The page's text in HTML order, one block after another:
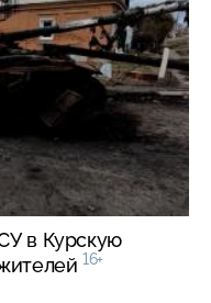
в Курскую
16+